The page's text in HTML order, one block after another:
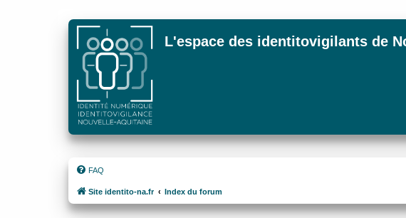
L'espace des identitovigilants de
FAQ
Site identito-na.fr Index du forum